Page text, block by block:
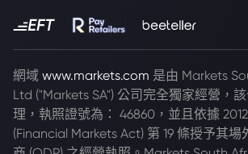
網域 www.markets.com 是由 Markets
Ltd ("Markets SA") 公司完全獨家經營，
理，執照證號為： 46860，並且依據
(Financial Markets Act) 第 19 條授予其